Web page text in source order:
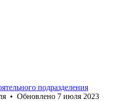
подразделения
• Обновлено 7 июля 2023